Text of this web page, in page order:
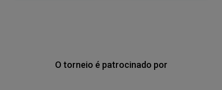
O torneio é patrocinado por